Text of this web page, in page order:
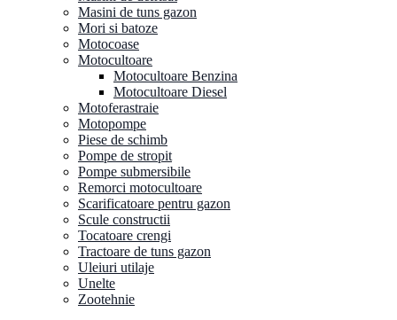
Masini de tuns gazon
Mori si batoze
Motocoase
Motocultoare
Motocultoare Benzina
Motocultoare Diesel
Motoferastraie
Motopompe
Piese de schimb
Pompe de stropit
Pompe submersibile
Remorci motocultoare
Scarificatoare pentru gazon
Scule constructii
Tocatoare crengi
Tractoare de tuns gazon
Uleiuri utilaje
Unelte
Zootehnie